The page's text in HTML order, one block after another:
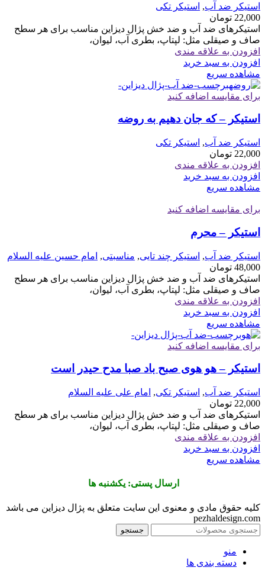
استیکر ضد آب, استیکر تکی
22,000 تومان
استیکرهای ضد آب و ضد خش پژال دیزاین مناسب برای هر سطح
صاف و صیقلی مثل: لپتاپ، بطری آب، لیوان،
افزودن به علاقه مندی
افزودن به سبد خرید
مشاهده سریع
برای مقایسه اضافه کنید
استیکر – که جان دهیم به روضه
استیکر ضد آب, استیکر تکی
22,000 تومان
افزودن به علاقه مندی
افزودن به سبد خرید
مشاهده سریع
برای مقایسه اضافه کنید
استیکر – محرم
استیکر ضد آب, استیکر چند تایی, مناسبتی, امام حسین علیه السلام
48,000 تومان
استیکرهای ضد آب و ضد خش پژال دیزاین مناسب برای هر سطح
صاف و صیقلی مثل: لپتاپ، بطری آب، لیوان،
افزودن به علاقه مندی
افزودن به سبد خرید
مشاهده سریع
برای مقایسه اضافه کنید
استیکر – هو هوی صبح باد صبا مدح حیدر است
استیکر ضد آب, استیکر تکی, امام علی علیه السلام
22,000 تومان
استیکرهای ضد آب و ضد خش پژال دیزاین مناسب برای هر سطح
صاف و صیقلی مثل: لپتاپ، بطری آب، لیوان،
افزودن به علاقه مندی
افزودن به سبد خرید
مشاهده سریع
ارسال پستی: یکشنبه ها
کلیه حقوق مادی و معنوی این سایت متعلق به پژال دیزاین می باشد
pezhaldesign.com
جستجو
منو
دسته بندی ها